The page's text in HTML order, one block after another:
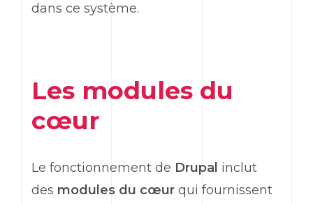
dans ce système.
Les modules du
cœur
Le fonctionnement de Drupal inclut
des modules du cœur qui fournissent